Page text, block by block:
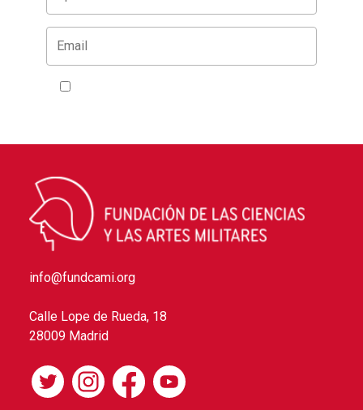
info@fundcami.org
Calle Lope de Rueda, 18
28009 Madrid